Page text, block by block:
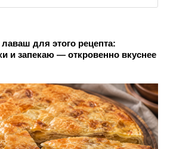
для этого рецепта:
и запекаю — откровенно вкуснее